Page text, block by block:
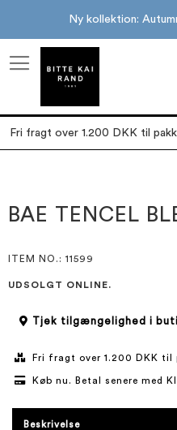
Ny kollektion:
Fri fragt over 1.200 DKK til
slutningen
af
starten
af
BAE TENCEL
ITEM NO. : 11599
UDSOLGT ONLINE.
Tjek tilgængelighed i
Fri fragt over 1.200 DKK til
Køb nu. Betal senere med
Beskrivelse